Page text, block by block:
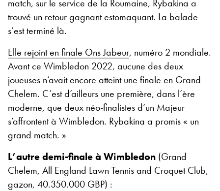
match, sur le service de la Roumaine, Rybakina a
trouvé un retour gagnant estomaquant. La balade
s’est terminé là.
Elle rejoint en finale Ons Jabeur, numéro 2 mondiale.
Avant ce Wimbledon 2022, aucune des deux
joueuses n’avait encore atteint une finale en Grand
Chelem. C’est d’ailleurs une première, dans l’ère
moderne, que deux néo-finalistes d’un Majeur
s’affrontent à Wimbledon. Rybakina a promis « un
grand match. »
L’autre demi-finale à Wimbledon (Grand
Chelem, All England Lawn Tennis and Croquet Club,
gazon, 40.350.000 GBP) :